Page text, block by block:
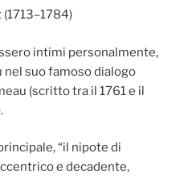
intimi personalmente,
nel suo famoso dialogo
(scritto tra il 1761 e il
“il nipote di
e decadente,